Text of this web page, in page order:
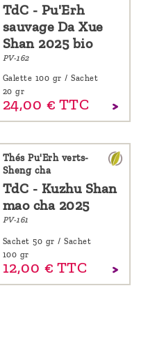
TdC - Pu'Erh
sauvage Da Xue
Shan 2025 bio
PV-162
Galette 100 gr / Sachet
20 gr
24,00 € TTC
Thés Pu'Erh verts-
Sheng cha
TdC - Kuzhu Shan
mao cha 2025
PV-161
Sachet 50 gr / Sachet
100 gr
12,00 € TTC